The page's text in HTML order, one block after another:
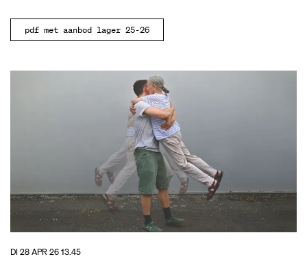
pdf met aanbod lager 25-26
DI 28 APR 2613.45